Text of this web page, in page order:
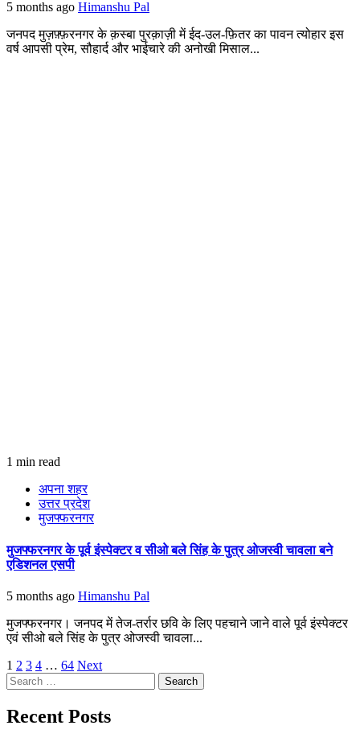
5 months ago Himanshu Pal
जनपद मुज़फ़्फ़रनगर के क़स्बा पुरक़ाज़ी में ईद-उल-फ़ितर का पावन त्योहार इस
वर्ष आपसी प्रेम, सौहार्द और भाईचारे की अनोखी मिसाल...
1 min read
अपना शहर
उत्तर प्रदेश
मुजफ्फरनगर
मुजफ्फरनगर के पूर्व इंस्पेक्टर व सीओ बले सिंह के पुत्र ओजस्वी चावला बने
एडिशनल एसपी
5 months ago Himanshu Pal
मुजफ्फरनगर। जनपद में तेज-तर्रार छवि के लिए पहचाने जाने वाले पूर्व इंस्पेक्टर
एवं सीओ बले सिंह के पुत्र ओजस्वी चावला...
Posts
pagination
1 2 3 4 … 64 Next
Search
for:
Recent Posts